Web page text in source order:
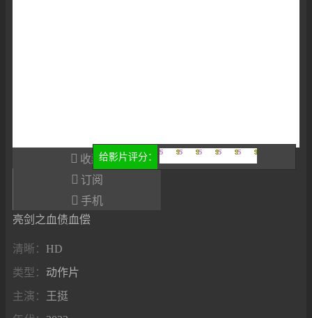
 收藏
 订阅
 手机
给影片评分：
很差较差还行推荐
亮剑之血债血偿
清晰： HD
类型： 动作片
主演：
王挺